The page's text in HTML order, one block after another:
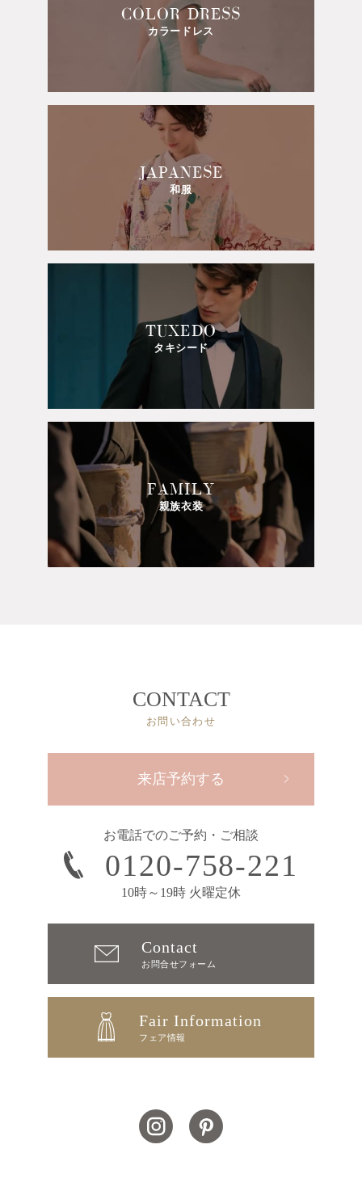
COLOR DRESS
カラードレス
JAPANESE
和服
TUXEDO
タキシード
FAMILY
親族衣装
CONTACT
お問い合わせ
来店予約する
お電話でのご予約・ご相談
0120-758-221
10時～19時 火曜定休
Contact
お問合せフォーム
Fair Information
フェア情報